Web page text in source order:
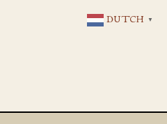
DUTCH ▼